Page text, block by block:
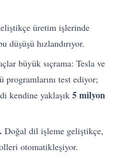
üretim işlerinde
düşüşü hızlandırıyor.
büyük sıçrama: Tesla ve
programlarını test ediyor;
kendine yaklaşık5 milyon
Doğal dil işleme geliştikçe,
otomatikleşiyor.